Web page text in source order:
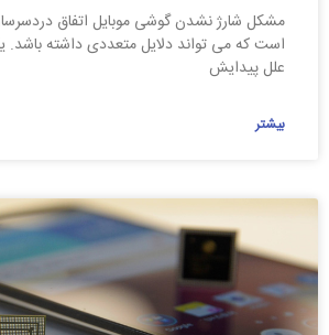
مشکل شارژ نشدن گوشی موبایل اتفاق
است که می تواند دلایل متعددی داشته باشد.
علل پیدایش
بیشتر